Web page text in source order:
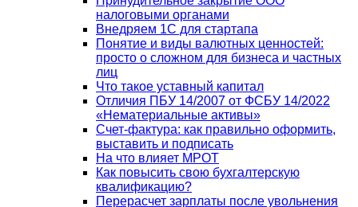
налоговыми органами
Внедряем 1С для стартапа
Понятие и виды валютных ценностей:
просто о сложном для бизнеса и частных
лиц
Что такое уставный капитал
Отличия ПБУ 14/2007 от ФСБУ 14/2022
«Нематериальные активы»
Счет-фактура: как правильно оформить,
выставить и подписать
На что влияет МРОТ
Как повысить свою бухгалтерскую
квалификацию?
Перерасчет зарплаты после увольнения